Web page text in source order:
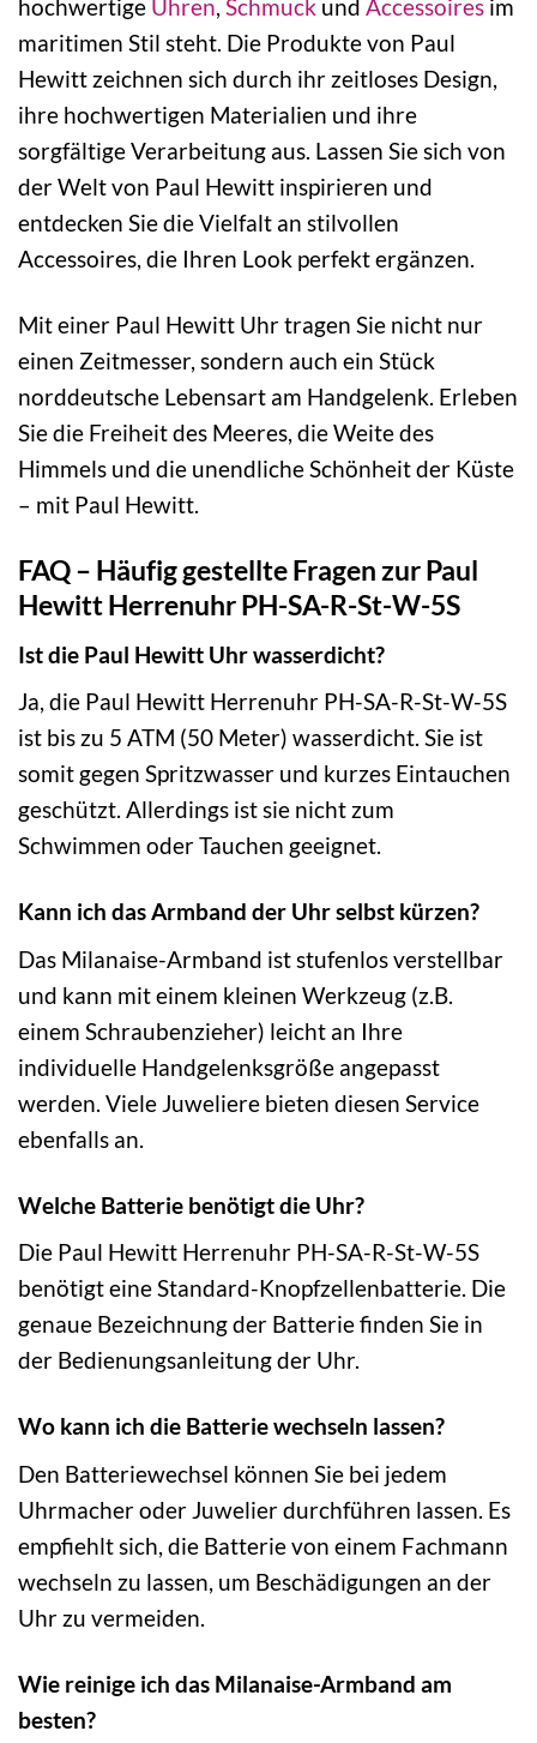
hochwertige Uhren, Schmuck und Accessoires im
maritimen Stil steht. Die Produkte von Paul
Hewitt zeichnen sich durch ihr zeitloses Design,
ihre hochwertigen Materialien und ihre
sorgfältige Verarbeitung aus. Lassen Sie sich von
der Welt von Paul Hewitt inspirieren und
entdecken Sie die Vielfalt an stilvollen
Accessoires, die Ihren Look perfekt ergänzen.
Mit einer Paul Hewitt Uhr tragen Sie nicht nur
einen Zeitmesser, sondern auch ein Stück
norddeutsche Lebensart am Handgelenk. Erleben
Sie die Freiheit des Meeres, die Weite des
Himmels und die unendliche Schönheit der Küste
– mit Paul Hewitt.
FAQ – Häufig gestellte Fragen zur Paul
Hewitt Herrenuhr PH-SA-R-St-W-5S
Ist die Paul Hewitt Uhr wasserdicht?
Ja, die Paul Hewitt Herrenuhr PH-SA-R-St-W-5S
ist bis zu 5 ATM (50 Meter) wasserdicht. Sie ist
somit gegen Spritzwasser und kurzes Eintauchen
geschützt. Allerdings ist sie nicht zum
Schwimmen oder Tauchen geeignet.
Kann ich das Armband der Uhr selbst kürzen?
Das Milanaise-Armband ist stufenlos verstellbar
und kann mit einem kleinen Werkzeug (z.B.
einem Schraubenzieher) leicht an Ihre
individuelle Handgelenksgröße angepasst
werden. Viele Juweliere bieten diesen Service
ebenfalls an.
Welche Batterie benötigt die Uhr?
Die Paul Hewitt Herrenuhr PH-SA-R-St-W-5S
benötigt eine Standard-Knopfzellenbatterie. Die
genaue Bezeichnung der Batterie finden Sie in
der Bedienungsanleitung der Uhr.
Wo kann ich die Batterie wechseln lassen?
Den Batteriewechsel können Sie bei jedem
Uhrmacher oder Juwelier durchführen lassen. Es
empfiehlt sich, die Batterie von einem Fachmann
wechseln zu lassen, um Beschädigungen an der
Uhr zu vermeiden.
Wie reinige ich das Milanaise-Armband am
besten?